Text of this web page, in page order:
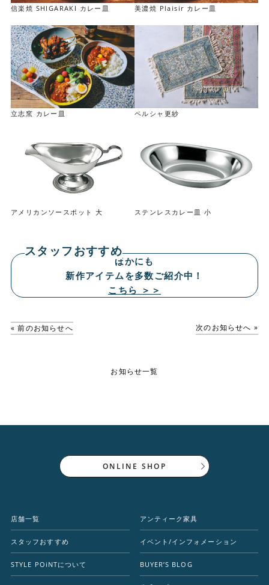
信楽焼 SHIGARAKI カレー皿 美濃焼 Plaisir カレー皿
立志窯 カレー皿 ペルシャ更紗
アメリカンソースポット 大 ステンレスカレー皿 小
スタッフおすすめ
ほかにも
新作アイテムを多数ご紹介中！
こちら ＞＞
« 前のお知らせへ
お知らせ一覧
次のお知らせへ »
ONLINE SHOP
店舗一覧 アンティーク家具
スタッフおすすめ イベント/インフォメーション
STYLE POiNTについて BUYER’S BLOG